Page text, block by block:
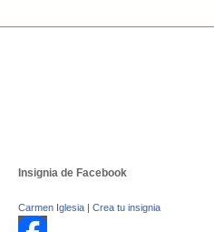
Insignia de Facebook
Carmen Iglesia | Crea tu insignia